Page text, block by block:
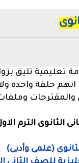
تعليمية تليق
انهم حلقة واحدة
والمقترحات
الترم
(علمى وأدبى)